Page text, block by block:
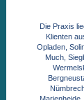
Die Praxis
Klienten
Opladen,
Much,